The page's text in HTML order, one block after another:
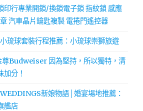
印行專業開鎖/換鎖電子鎖 指紋鎖 感應
汽車晶片鑰匙複製 電捲門遙控器
琉球套裝行程推薦：小琉球崇獅旅遊
尊Budweiser 因為堅持，所以獨特，清
分！
新娘物語│婚宴場地推薦：
艦店